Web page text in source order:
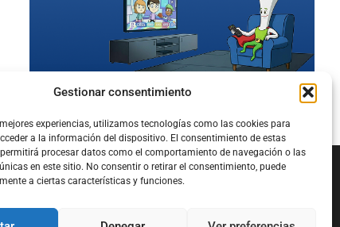
Gestionar consentimiento
experiencias, utilizamos tecnologías como las cookies para
a la información del dispositivo. El consentimiento de estas
procesar datos como el comportamiento de navegación o las
en este sitio. No consentir o retirar el consentimiento, puede
a ciertas características y funciones.